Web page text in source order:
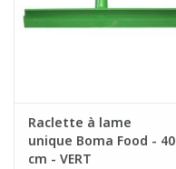
Raclette à lame
unique Boma Food - 40
cm - VERT